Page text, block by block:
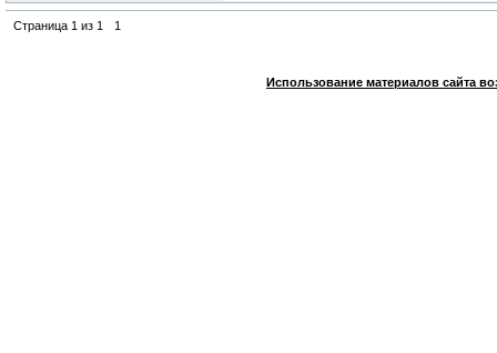
Страница 1 из 1 1
Использование материалов сайта